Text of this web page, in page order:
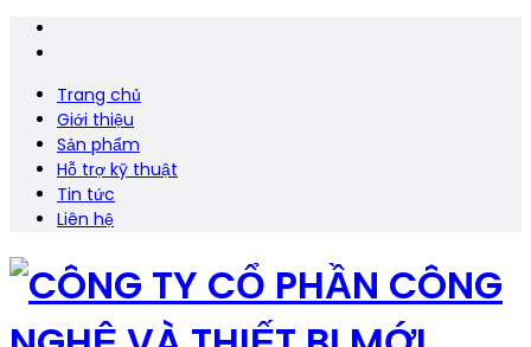
Trang chủ
Giới thiệu
Sản phẩm
Hỗ trợ kỹ thuật
Tin tức
Liên hệ